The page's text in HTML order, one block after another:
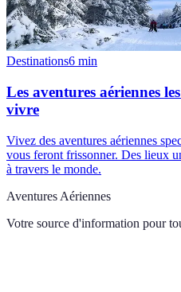
Destinations6 min
Les aventures aériennes
vivre
Vivez des aventures aériennes
vous feront frissonner. Des lieux
à travers le monde.
Aventures Aériennes
Votre source d'information pour